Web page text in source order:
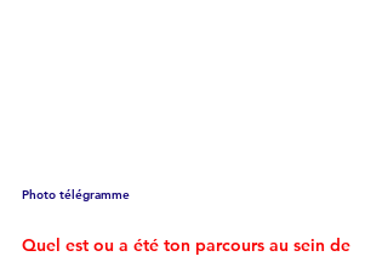
Photo télégramme
Quel est ou a été ton parcours au sein de